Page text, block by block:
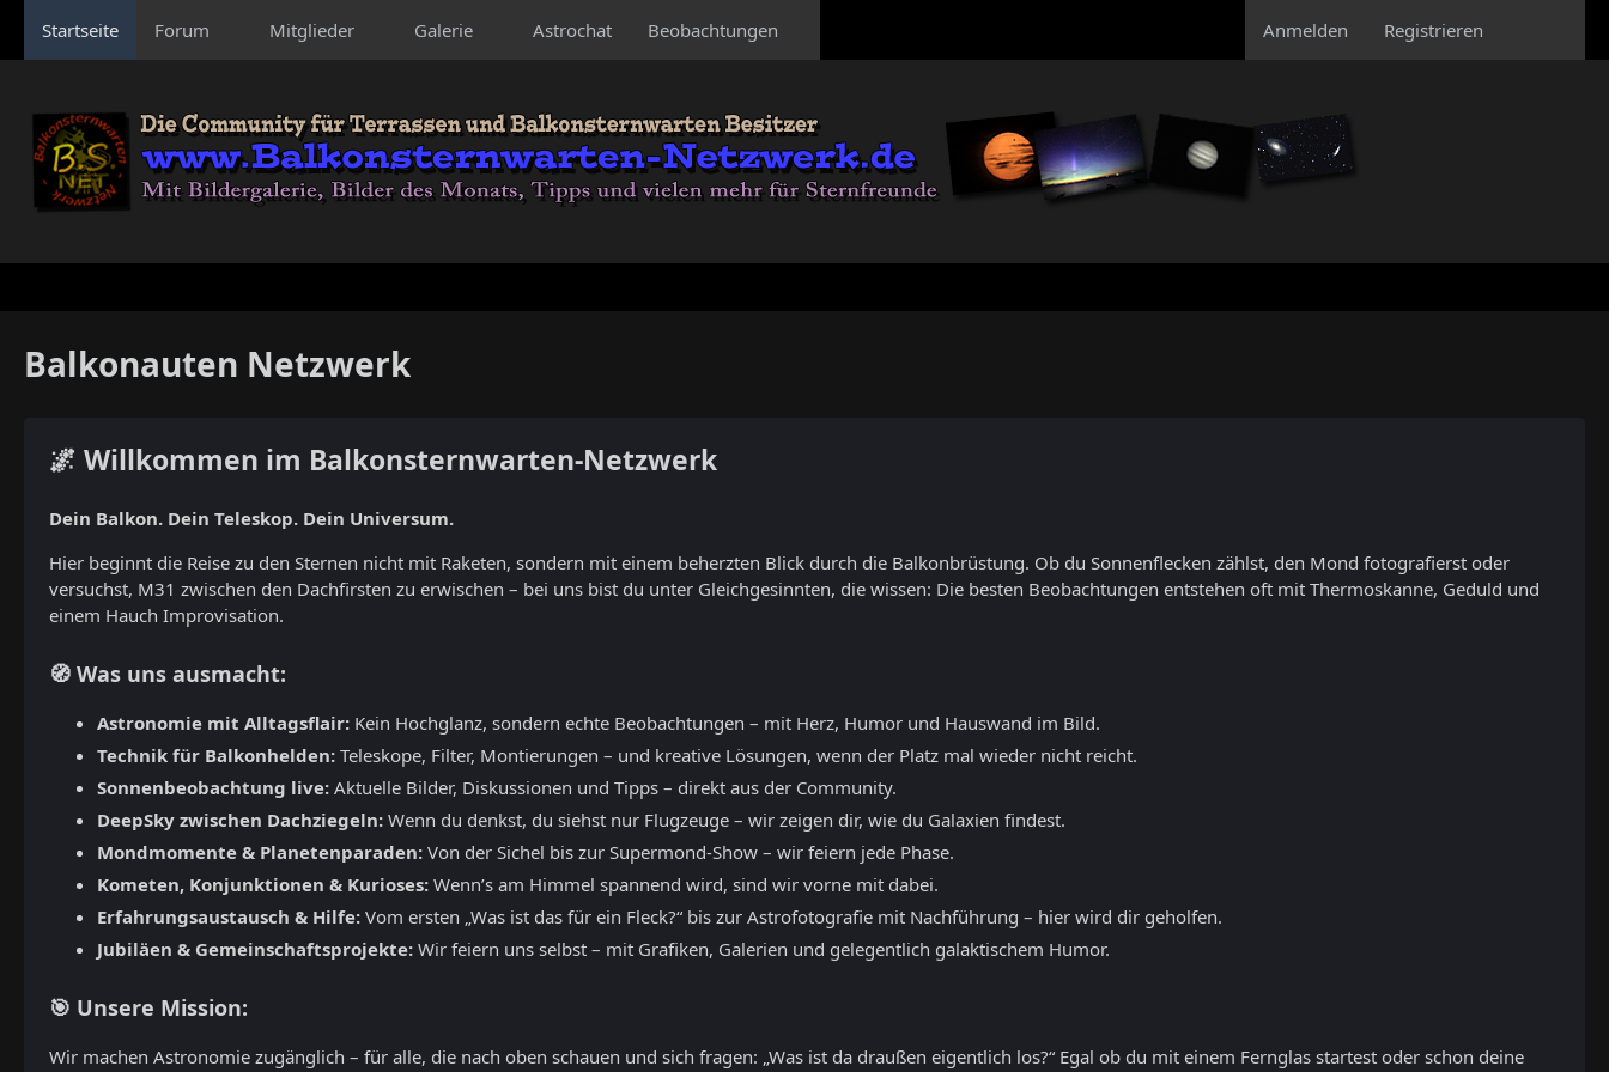
Startseite Forum Mitglieder Galerie Astrochat Beobachtungen Anmelden Registrieren
Balkonauten Netzwerk
🌌 Willkommen im Balkonsternwarten-Netzwerk
Dein Balkon. Dein Teleskop. Dein Universum.
Hier beginnt die Reise zu den Sternen nicht mit Raketen, sondern mit einem beherzten Blick durch die Balkonbrüstung. Ob du Sonnenflecken zählst, den Mond fotografierst oder
versuchst, M31 zwischen den Dachfirsten zu erwischen – bei uns bist du unter Gleichgesinnten, die wissen: Die besten Beobachtungen entstehen oft mit Thermoskanne, Geduld und
einem Hauch Improvisation.
🧭 Was uns ausmacht:
Astronomie mit Alltagsflair: Kein Hochglanz, sondern echte Beobachtungen – mit Herz, Humor und Hauswand im Bild.
Technik für Balkonhelden: Teleskope, Filter, Montierungen – und kreative Lösungen, wenn der Platz mal wieder nicht reicht.
Sonnenbeobachtung live: Aktuelle Bilder, Diskussionen und Tipps – direkt aus der Community.
DeepSky zwischen Dachziegeln: Wenn du denkst, du siehst nur Flugzeuge – wir zeigen dir, wie du Galaxien findest.
Mondmomente & Planetenparaden: Von der Sichel bis zur Supermond-Show – wir feiern jede Phase.
Kometen, Konjunktionen & Kurioses: Wenn’s am Himmel spannend wird, sind wir vorne mit dabei.
Erfahrungsaustausch & Hilfe: Vom ersten „Was ist das für ein Fleck?“ bis zur Astrofotografie mit Nachführung – hier wird dir geholfen.
Jubiläen & Gemeinschaftsprojekte: Wir feiern uns selbst – mit Grafiken, Galerien und gelegentlich galaktischem Humor.
🎯 Unsere Mission:
Wir machen Astronomie zugänglich – für alle, die nach oben schauen und sich fragen: „Was ist da draußen eigentlich los?“ Egal ob du mit einem Fernglas startest oder schon deine